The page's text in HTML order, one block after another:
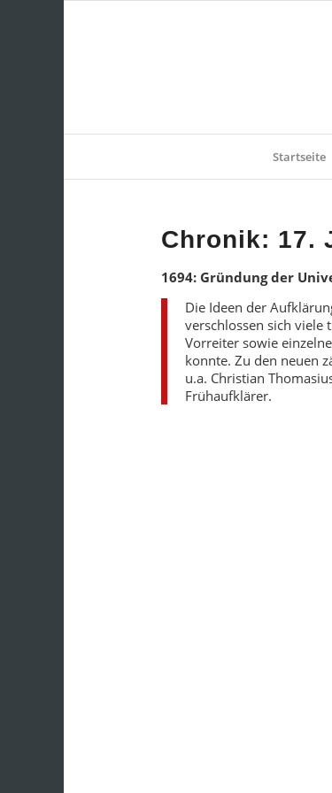
Startseite
Chronik: 17.
1694: Gründung der
Die Ideen der
verschlossen sich viele
Vorreiter sowie
konnte. Zu den neuen
u.a. Christian
Frühaufklärer.